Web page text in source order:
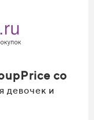
со
девочек и